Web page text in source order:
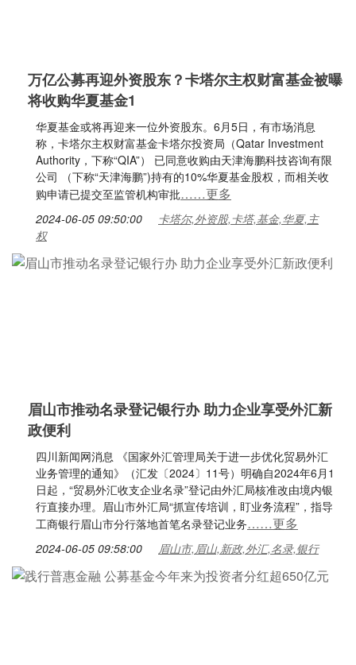
万亿公募再迎外资股东？卡塔尔主权财富基金被曝
将收购华夏基金1
华夏基金或将再迎来一位外资股东。6月5日，有市场消息
称，卡塔尔主权财富基金卡塔尔投资局（Qatar Investment
Authority，下称“QIA”） 已同意收购由天津海鹏科技咨询有限
公司 （下称“天津海鹏”)持有的10%华夏基金股权，而相关收
购申请已提交至监管机构审批……更多
2024-06-05 09:50:00
卡塔尔,外资股,卡塔,基金,华夏,主
权
眉山市推动名录登记银行办 助力企业享受外汇新
政便利
四川新闻网消息 《国家外汇管理局关于进一步优化贸易外汇
业务管理的通知》（汇发〔2024〕11号）明确自2024年6月1
日起，“贸易外汇收支企业名录”登记由外汇局核准改由境内银
行直接办理。眉山市外汇局“抓宣传培训，盯业务流程”，指导
工商银行眉山市分行落地首笔名录登记业务……更多
2024-06-05 09:58:00 眉山市,眉山,新政,外汇,名录,银行